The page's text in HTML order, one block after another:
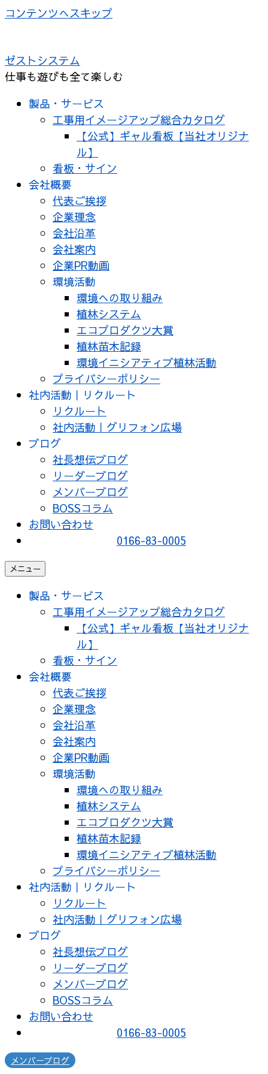
コンテンツへスキップ
ゼストシステム
仕事も遊びも全て楽しむ
製品・サービス
工事用イメージアップ総合カタログ
【公式】ギャル看板【当社オリジナ
ル】
看板・サイン
会社概要
代表ご挨拶
企業理念
会社沿革
会社案内
企業PR動画
環境活動
環境への取り組み
植林システム
エコプロダクツ大賞
植林苗木記録
環境イニシアティブ植林活動
プライバシーポリシー
社内活動｜リクルート
リクルート
社内活動｜グリフォン広場
ブログ
社長想伝ブログ
リーダーブログ
メンバーブログ
BOSSコラム
お問い合わせ
0166-83-0005
メニュー
製品・サービス
工事用イメージアップ総合カタログ
【公式】ギャル看板【当社オリジナ
ル】
看板・サイン
会社概要
代表ご挨拶
企業理念
会社沿革
会社案内
企業PR動画
環境活動
環境への取り組み
植林システム
エコプロダクツ大賞
植林苗木記録
環境イニシアティブ植林活動
プライバシーポリシー
社内活動｜リクルート
リクルート
社内活動｜グリフォン広場
ブログ
社長想伝ブログ
リーダーブログ
メンバーブログ
BOSSコラム
お問い合わせ
0166-83-0005
メンバーブログ